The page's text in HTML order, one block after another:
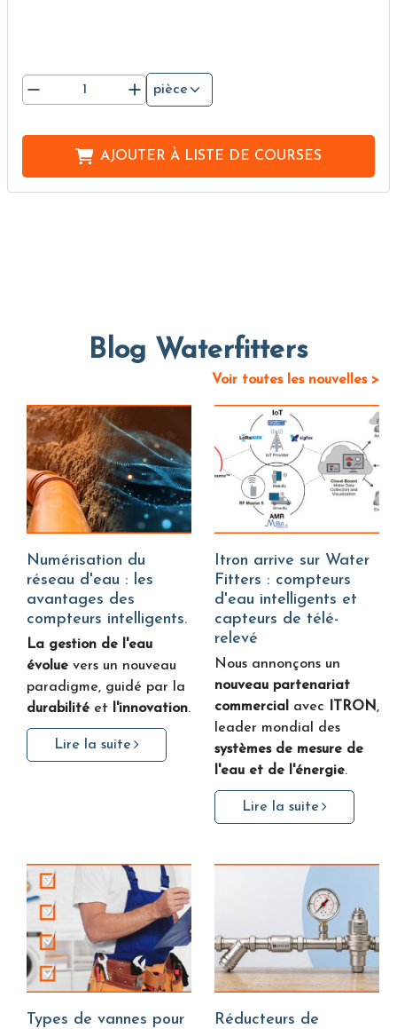
pièce
AJOUTER À LISTE DE COURSES
Blog Waterfitters
Voir toutes les nouvelles >
Numérisation du
réseau d'eau : les
avantages des
compteurs intelligents.
La gestion de l'eau
évolue vers un nouveau
paradigme, guidé par la
durabilité et l'innovation.
Lire la suite
Itron arrive sur Water
Fitters : compteurs
d'eau intelligents et
capteurs de télé-
relevé
Nous annonçons un
nouveau partenariat
commercial
avec ITRON,
leader mondial des
systèmes de mesure de
l'eau et de l'énergie.
Lire la suite
Types de vannes pour
Réducteurs de